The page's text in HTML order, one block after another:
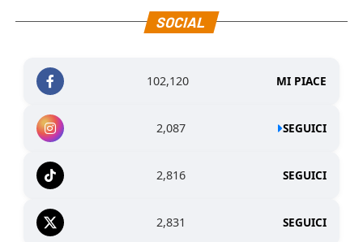
SOCIAL
102,120 MI PIACE
2,087 SEGUICI
2,816 SEGUICI
2,831 SEGUICI